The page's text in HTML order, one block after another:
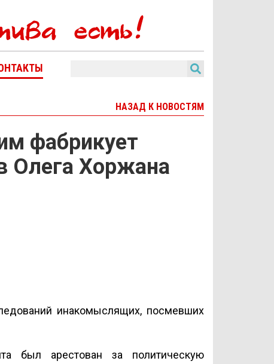
НАЗАД К НОВОСТЯМ
фабрикует
Олега Хоржана
инакомыслящих, посмевших
был арестован за политическую